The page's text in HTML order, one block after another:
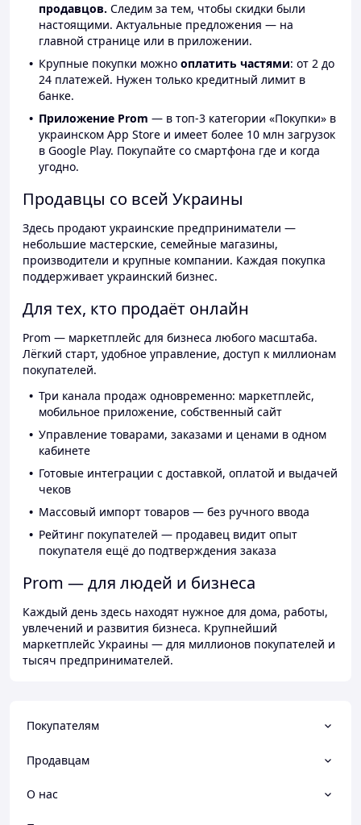
продавцов. Следим за тем, чтобы скидки были
настоящими. Актуальные предложения — на
главной странице или в приложении.
Крупные покупки можно оплатить частями: от 2 до
24 платежей. Нужен только кредитный лимит в
банке.
Приложение Prom — в топ-3 категории «Покупки» в
украинском App Store и имеет более 10 млн загрузок
в Google Play. Покупайте со смартфона где и когда
угодно.
Продавцы со всей Украины
Здесь продают украинские предприниматели —
небольшие мастерские, семейные магазины,
производители и крупные компании. Каждая покупка
поддерживает украинский бизнес.
Для тех, кто продаёт онлайн
Prom — маркетплейс для бизнеса любого масштаба.
Лёгкий старт, удобное управление, доступ к миллионам
покупателей.
Три канала продаж одновременно: маркетплейс,
мобильное приложение, собственный сайт
Управление товарами, заказами и ценами в одном
кабинете
Готовые интеграции с доставкой, оплатой и выдачей
чеков
Массовый импорт товаров — без ручного ввода
Рейтинг покупателей — продавец видит опыт
покупателя ещё до подтверждения заказа
Prom — для людей и бизнеса
Каждый день здесь находят нужное для дома, работы,
увлечений и развития бизнеса. Крупнейший
маркетплейс Украины — для миллионов покупателей и
тысяч предпринимателей.
Покупателям
Продавцам
О нас